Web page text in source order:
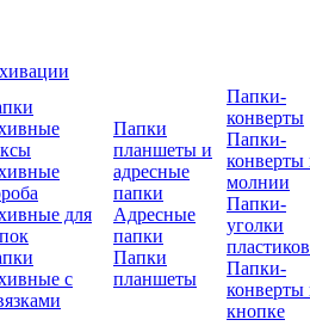
для
с
Папки
планшеты и
адресные
папки
Адресные
папки
Папки
планшеты
Папки-
конверты
Папки-
конверты
молнии
Папки-
уголки
Папки-
конверты
кнопке